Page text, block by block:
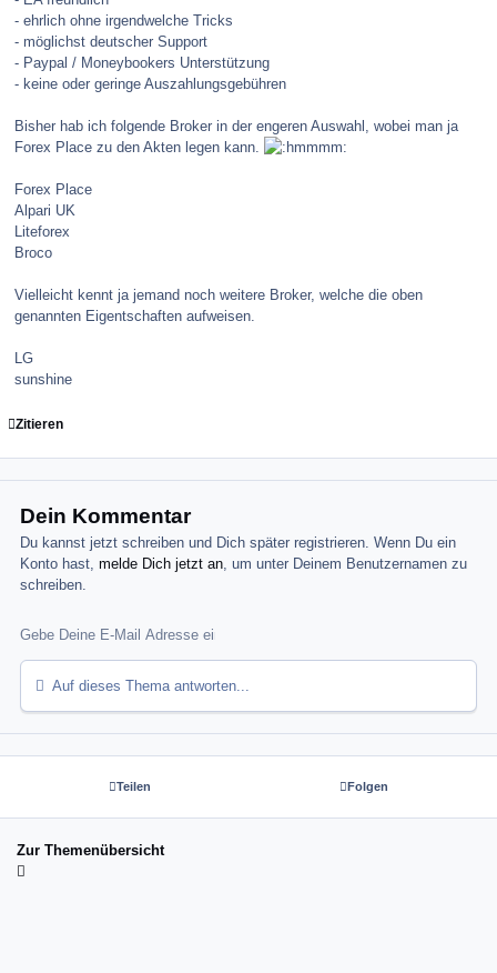
- ehrlich ohne irgendwelche Tricks
- möglichst deutscher Support
- Paypal / Moneybookers Unterstützung
- keine oder geringe Auszahlungsgebühren
Bisher hab ich folgende Broker in der engeren Auswahl, wobei man ja
Forex Place zu den Akten legen kann.
Forex Place
Alpari UK
Liteforex
Broco
Vielleicht kennt ja jemand noch weitere Broker, welche die oben
genannten Eigentschaften aufweisen.
LG
sunshine
Zitieren
Dein Kommentar
Du kannst jetzt schreiben und Dich später registrieren. Wenn Du ein
Konto hast,melde Dich jetzt an, um unter Deinem Benutzernamen zu
schreiben.
Auf dieses Thema antworten...
Teilen Folgen
Zur Themenübersicht